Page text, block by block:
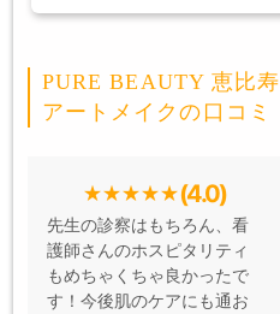
PURE BEAUTY 恵比寿
アートメイクの口コミ
(4.0)
先生の診察はもちろん、看
護師さんのホスピタリティ
もめちゃくちゃ良かったで
す！今後肌のケアにも通お